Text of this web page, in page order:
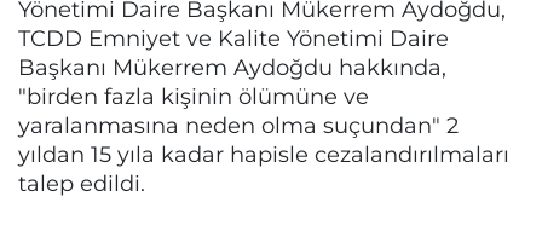
Yönetimi Daire Başkanı Mükerrem Aydoğdu,
TCDD Emniyet ve Kalite Yönetimi Daire
Başkanı Mükerrem Aydoğdu hakkında,
"birden fazla kişinin ölümüne ve
yaralanmasına neden olma suçundan" 2
yıldan 15 yıla kadar hapisle cezalandırılmaları
talep edildi.